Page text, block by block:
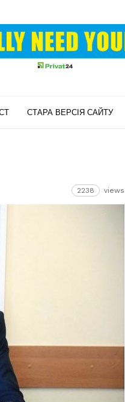
СТАРА ВЕРСІЯ САЙТУ
2238 views